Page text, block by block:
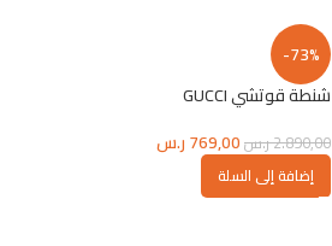
-73%
شنطة قوتشي GUCCI
2.890,00ر.س769,00ر.س
إضافة إلى السلة